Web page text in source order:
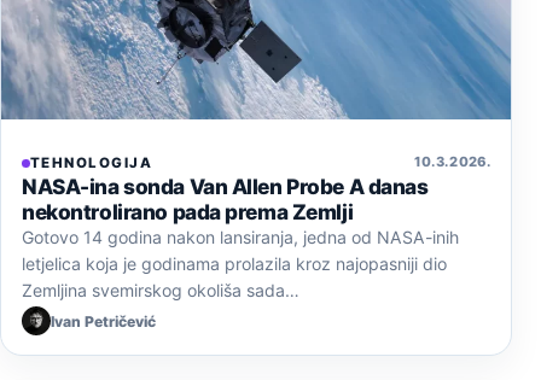
TEHNOLOGIJA 10. 3. 2026.
NASA-ina sonda Van Allen Probe A danas
nekontrolirano pada prema Zemlji
Gotovo 14 godina nakon lansiranja, jedna od NASA-inih
letjelica koja je godinama prolazila kroz najopasniji dio
Zemljina svemirskog okoliša sada…
Ivan Petričević